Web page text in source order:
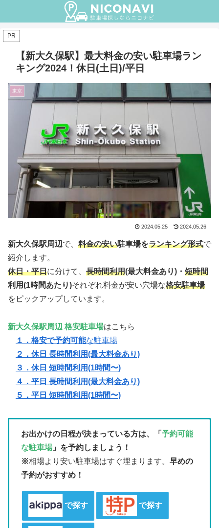
PR
【新大久保駅】最大料金の安い駐車場ラン
キング2024！休日(土日)/平日
東京
2024.05.25 2024.05.26
新大久保駅周辺で、 料金の安い駐車場をランキング形式で
紹介します。
休日・平日に分けて、 長時間利用(最大料金あり)・ 短時間
利用(1時間あたり)それぞれ料金が安い穴場な格安駐車場
をピックアップしています。
新大久保駅周辺 格安駐車場はこちら
１．格安で予約可能な駐車場
２．休日 長時間利用(最大料金あり)
３．休日 短時間利用(1時間〜)
４．平日 長時間利用(最大料金あり)
５．平日 短時間利用(1時間〜)
お出かけの日程が決まっている方は、「 予約可能
な駐車場」を予約しましょう！
※相場より安い駐車場はすぐ埋まります。 早めの
予約がおすすめ！
で探す で探す